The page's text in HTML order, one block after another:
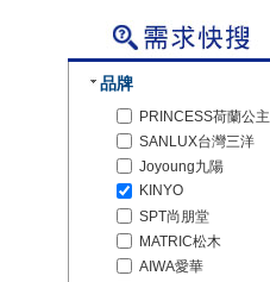
品牌
PRINCESS荷蘭公主
SANLUX台灣三洋
Joyoung九陽
KINYO
SPT尚朋堂
MATRIC松木
AIWA愛華